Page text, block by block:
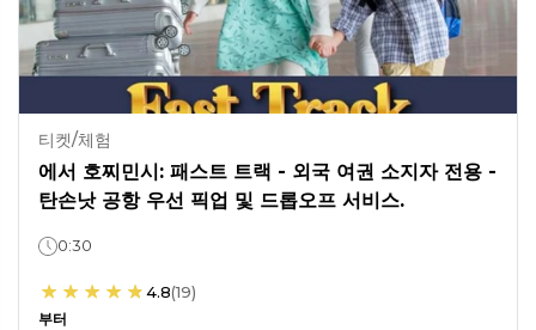
티켓/체험
에서 호찌민시: 패스트 트랙 - 외국 여권 소지자 전용 -
탄손낫 공항 우선 픽업 및 드롭오프 서비스.
0:30
4.8(19)
부터